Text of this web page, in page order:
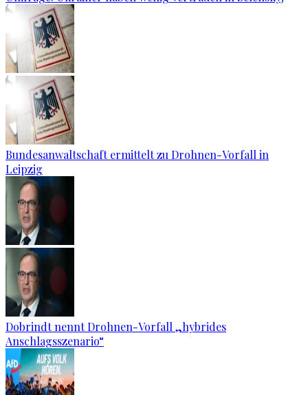
Bundesanwaltschaft ermittelt zu Drohnen-Vorfall in
Leipzig
Dobrindt nennt Drohnen-Vorfall „hybrides
Anschlagsszenario“